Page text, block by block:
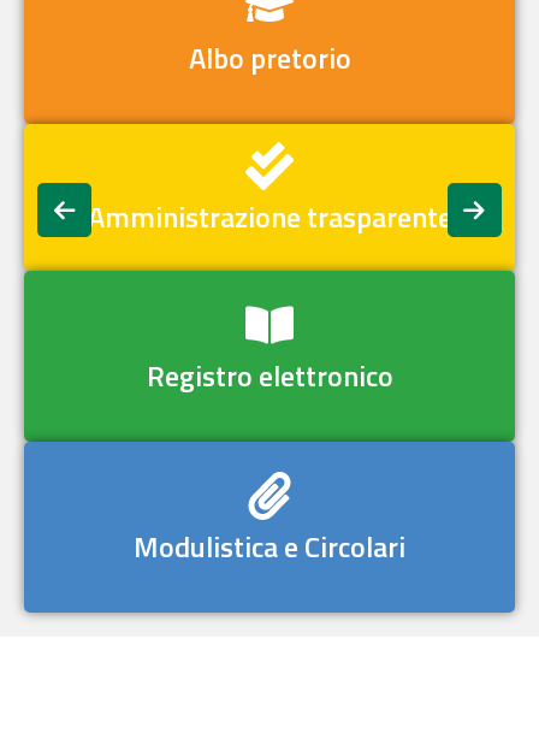
Albo pretorio
Amministrazione trasparente
Registro elettronico
Modulistica e Circolari